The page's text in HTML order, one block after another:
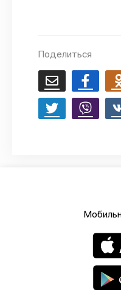
О
Политика
Поделиться